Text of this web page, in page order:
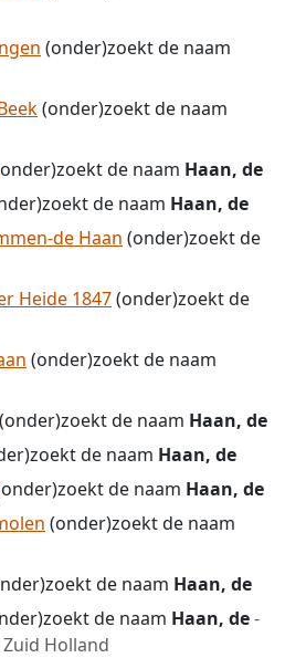
(onder)zoekt de naam
(onder)zoekt de naam
de naam Haan, de
de naam Haan, de
de Haan (onder)zoekt de
Heide 1847(onder)zoekt de
(onder)zoekt de naam
(onder)zoekt de naam Haan, de
de naam Haan, de
de naam Haan, de
(onder)zoekt de naam
de naam Haan, de
de naam Haan, de-
Holland